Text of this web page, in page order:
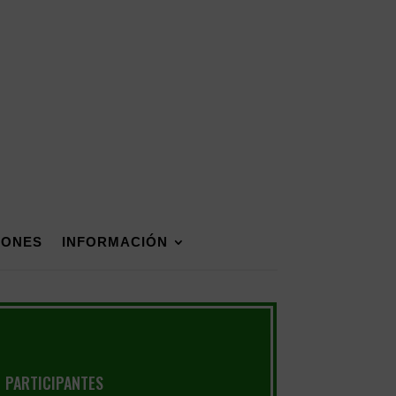
INFORMACIÓN
PARTICIPANTES